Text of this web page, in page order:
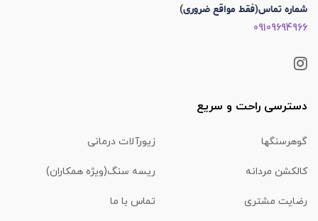
شماره تماس(فقط مواقع ضروری)
09109694966
دسترسی راحت و سریع
گوهرسنگها زیورآلات درمانی
کالکشن مردانه ریسه سنگ(ویژه همکاران)
رضایت مشتری تماس با ما